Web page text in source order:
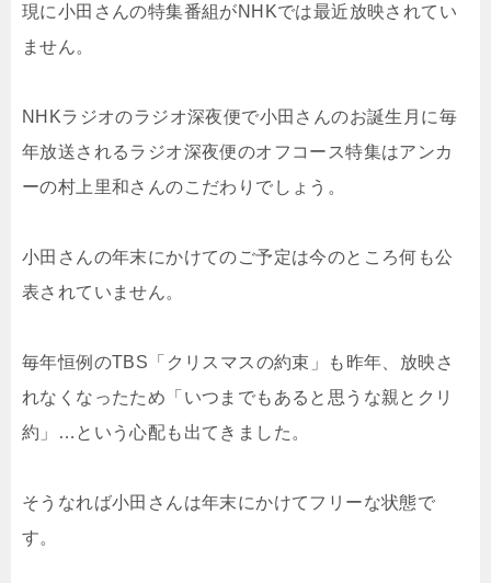
現に小田さんの特集番組がNHKでは最近放映されてい
ません。
NHKラジオのラジオ深夜便で小田さんのお誕生月に毎
年放送されるラジオ深夜便のオフコース特集はアンカ
ーの村上里和さんのこだわりでしょう。
小田さんの年末にかけてのご予定は今のところ何も公
表されていません。
毎年恒例のTBS「クリスマスの約束」も昨年、放映さ
れなくなったため「いつまでもあると思うな親とクリ
約」…という心配も出てきました。
そうなれば小田さんは年末にかけてフリーな状態で
す。